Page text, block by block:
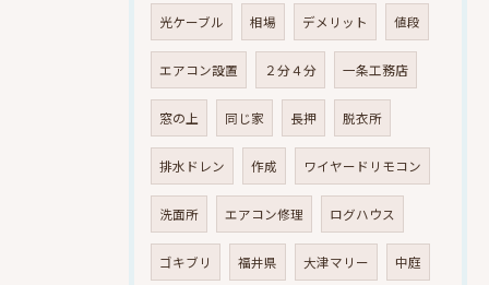
光ケーブル 相場 デメリット 値段
エアコン設置 ２分４分 一条工務店
窓の上 同じ家 長押 脱衣所
排水ドレン 作成 ワイヤードリモコン
洗面所 エアコン修理 ログハウス
ゴキブリ 福井県 大津マリー 中庭